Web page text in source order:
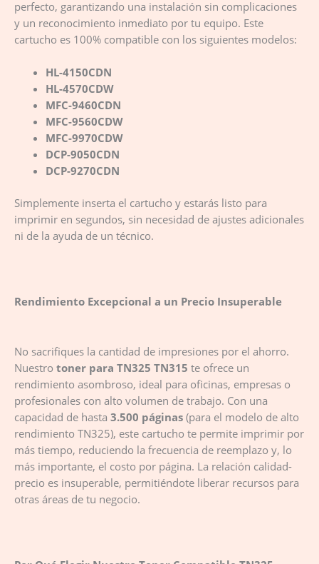
perfecto, garantizando una instalación sin complicaciones
y un reconocimiento inmediato por tu equipo. Este
cartucho es 100% compatible con los siguientes modelos:
HL-4150CDN
HL-4570CDW
MFC-9460CDN
MFC-9560CDW
MFC-9970CDW
DCP-9050CDN
DCP-9270CDN
Simplemente inserta el cartucho y estarás listo para
imprimir en segundos, sin necesidad de ajustes adicionales
ni de la ayuda de un técnico.
Rendimiento Excepcional a un Precio Insuperable
No sacrifiques la cantidad de impresiones por el ahorro.
Nuestro toner para TN325 TN315 te ofrece un
rendimiento asombroso, ideal para oficinas, empresas o
profesionales con alto volumen de trabajo. Con una
capacidad de hasta 3.500 páginas (para el modelo de alto
rendimiento TN325), este cartucho te permite imprimir por
más tiempo, reduciendo la frecuencia de reemplazo y, lo
más importante, el costo por página. La relación calidad-
precio es insuperable, permitiéndote liberar recursos para
otras áreas de tu negocio.